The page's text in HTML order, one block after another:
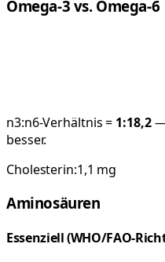
Omega-3 vs. Omega-6
n3:n6-Verhältnis = 1:18,2
besser.
Cholesterin:1,1 mg
Aminosäuren
Essenziell (WHO/FAO-